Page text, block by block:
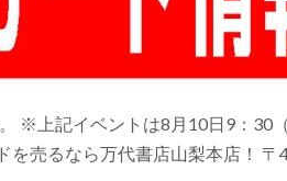
※上記イベントは8月10日9：30
売るなら万代書店山梨本店！ 〒